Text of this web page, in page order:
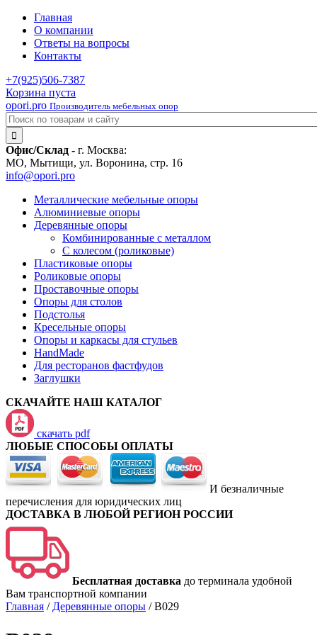
Главная
О компании
Ответы на вопросы
Контакты
+7(925)506-7387
Корзина пуста
opori.pro Производитель мебельных опор
Офис/Склад - г. Москва:
МО, Мытищи, ул. Воронина, стр. 16
info@opori.pro
Металлические мебельные опоры
Алюминиевые опоры
Деревянные опоры
Комбинированные с металлом
С колесом (роликовые)
Пластиковые опоры
Роликовые опоры
Проставочные опоры
Опоры для столов
Подстолья
Кресельные опоры
Опоры и каркасы для стульев
HandMade
Для ресторанов фастфудов
Заглушки
СКАЧАЙТЕ НАШ КАТАЛОГ
скачать pdf
ЛЮБЫЕ СПОСОБЫ ОПЛАТЫ
И безналичные
перечисления для юридических лиц
ДОСТАВКА В ЛЮБОЙ РЕГИОН РОССИИ
Бесплатная доставка до терминала удобной
Вам транспортной компании
Главная / Деревянные опоры /B029